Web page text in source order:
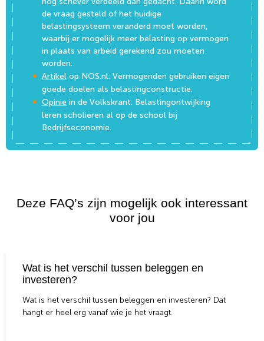
de vraag gesteld of het huidige
belastingsysteem veranderd moet worden,
waarbij er mogelijk meer belasting op vermogen
in plaats van arbeid gerekend zou moeten
worden.
Artikelop NOS.nl: Vermogenden gebruiken eigen
goede doelen als belastingconstructie.
Opinie in de Volkskrant: Belastingontwijking
leren scholieren al op de school bij
Bedrijfseconomie.
Deze FAQ’s zijn mogelijk ook interessant
voor jou
Wat is het verschil tussen beleggen en
investeren?
Wat is het verschil tussen beleggen en investeren? Dat
hangt er heel erg vanaf wie je het vraagt.